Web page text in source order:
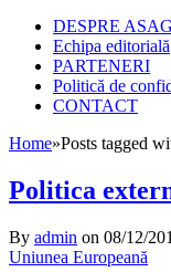
DESPRE
Echipa editorială
PARTENERI
Politică de
CONTACT
Home»Posts tagged
Politica
By admin on 08/12/
Uniunea Europeană